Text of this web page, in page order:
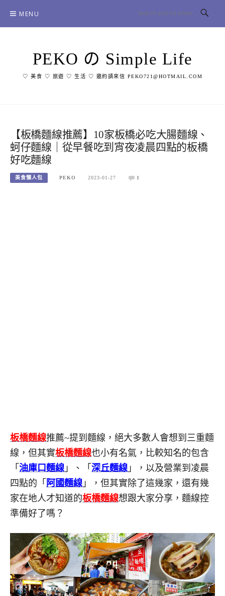
content
MENU
PEKO の Simple Life
♡ 美食 ♡ 旅遊 ♡ 生活 ♡ 邀約請來信 PEKO721@HOTMAIL.COM
【板橋麵線推薦】10家板橋必吃大腸麵線、
蚵仔麵線｜從早餐吃到宵夜凌晨四點的板橋
好吃麵線
美食懶人包 PEKO 2023-01-27 1
板橋麵線推薦~提到麵線，絕大多數人會想到三重麵
線，但其實板橋麵線也小有名氣，比較知名的包含
「 油庫口麵線」、「 深丘麵線」，以及營業到凌晨
四點的「 阿國麵線」，但其實除了這幾家，還有幾
家在地人才知道的板橋麵線想跟大家分享，麵線控
準備好了嗎？